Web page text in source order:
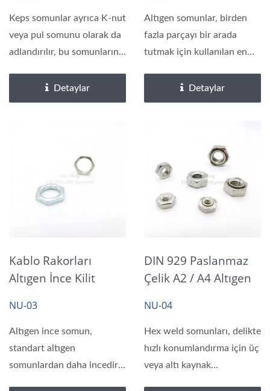
Keps somunlar ayrıca K-nut
veya pul somunu olarak da
adlandırılır, bu somunların
Detaylar
Altıgen somunlar, birden
fazla parçayı bir arada
tutmak için kullanılan en
Detaylar
Kablo Rakorları
Altıgen İnce Kilit
Çinko Kaplama
NU-03
Altıgen ince somun,
standart altıgen
somunlardan daha incedir,
DIN 929 Paslanmaz
Çelik A2 / A4 Altıgen
NU-04
Hex weld somunları, delikte
hızlı konumlandırma için üç
veya altı kaynak